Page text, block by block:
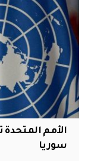
الأمم
سوريا